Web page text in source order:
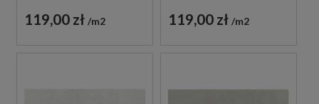
119,00 zł m2 119,00 zł m2